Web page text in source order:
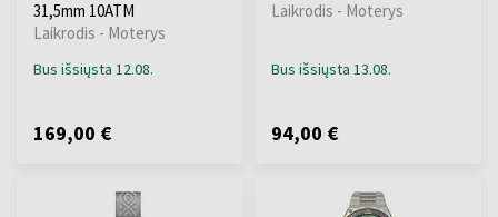
31,5mm 10ATM
Laikrodis - Moterys
Bus išsiųsta 12.08.
169,00 €
Laikrodis - Moterys
Bus išsiųsta 13.08.
94,00 €